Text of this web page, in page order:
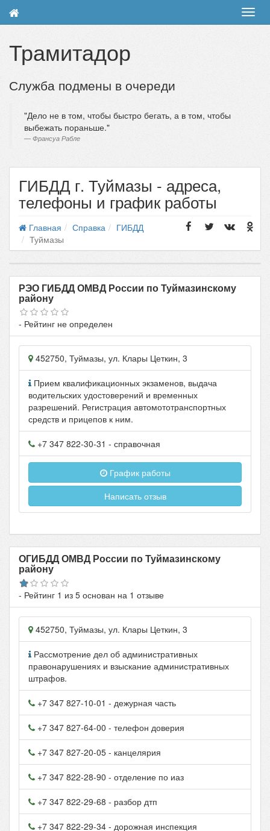
Трамитадор
Служба подмены в очереди
Дело не в том, чтобы быстро бегать, а в том, чтобы
выбежать пораньше.
Франсуа Рабле
ГИБДД г. Туймазы - адреса,
телефоны и график работы
Главная Справка
ГИБДД
Туймазы
РЭО ГИБДД ОМВД России по Туймазинскому
району
- Рейтинг не определен
452750, Туймазы, ул. Клары Цеткин, 3
Прием квалификационных экзаменов, выдача
водительских удостоверений и временных
разрешений. Регистрация автомототранспортных
средств и прицепов к ним.
+7 347 822-30-31 - справочная
График работы
Написать отзыв
ОГИБДД ОМВД России по Туймазинскому
району
- Рейтинг 1 из 5 основан на 1 отзыве
452750, Туймазы, ул. Клары Цеткин, 3
Рассмотрение дел об административных
правонарушениях и взыскание административных
штрафов.
+7 347 827-10-01 - дежурная часть
+7 347 827-64-00 - телефон доверия
+7 347 827-20-05 - канцелярия
+7 347 822-28-90 - отделение по иаз
+7 347 822-29-68 - разбор дтп
+7 347 822-29-34 - дорожная инспекция